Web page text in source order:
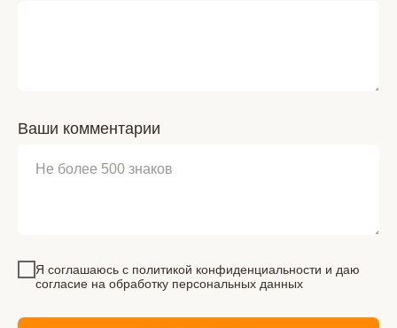
Ваши комментарии
Я соглашаюсь с политикой конфиденциальности и даю
согласие на обработку персональных данных